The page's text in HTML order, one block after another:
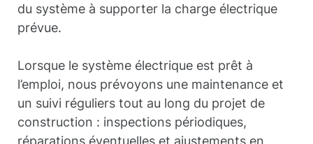
du système à supporter la charge électrique
prévue.
Lorsque le système électrique est prêt à
l’emploi, nous prévoyons une maintenance et
un suivi réguliers tout au long du projet de
construction : inspections périodiques,
réparations éventuelles et ajustements en